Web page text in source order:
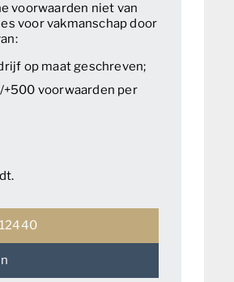
voorwaarden niet van
voor vakmanschap door
op maat geschreven;
+500 voorwaarden per